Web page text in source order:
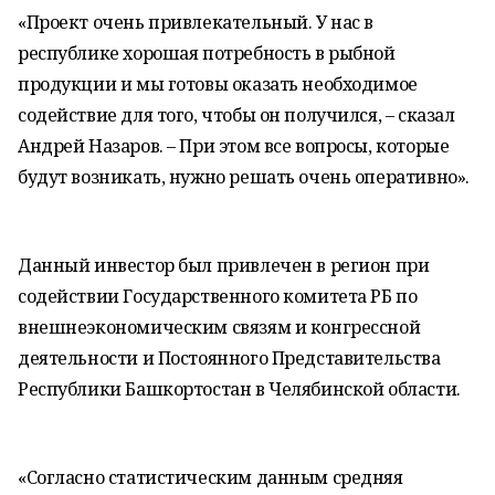
«Проект очень привлекательный. У нас в
республике хорошая потребность в рыбной
продукции и мы готовы оказать необходимое
содействие для того, чтобы он получился, – сказал
Андрей Назаров. – При этом все вопросы, которые
будут возникать, нужно решать очень оперативно».
Данный инвестор был привлечен в регион при
содействии Государственного комитета РБ по
внешнеэкономическим связям и конгрессной
деятельности и Постоянного Представительства
Республики Башкортостан в Челябинской области.
«Согласно статистическим данным средняя